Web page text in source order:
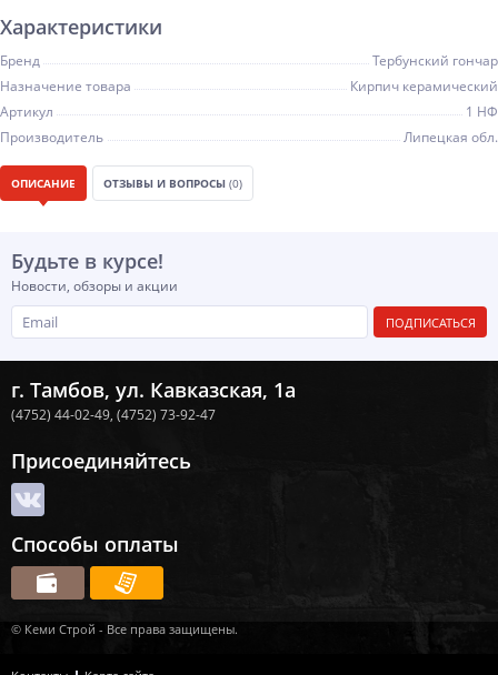
Характеристики
Бренд
Тербунский гончар
Назначение товара
Кирпич керамический
Артикул
1 НФ
Производитель
Липецкая обл.
ОПИСАНИЕ ОТЗЫВЫ И ВОПРОСЫ (0)
Будьте в курсе!
Новости, обзоры и акции
ПОДПИСАТЬСЯ
г. Тамбов, ул. Кавказская, 1а
(4752) 44-02-49, (4752) 73-92-47
Присоединяйтесь
Способы оплаты
© Кеми Строй - Все права защищены.